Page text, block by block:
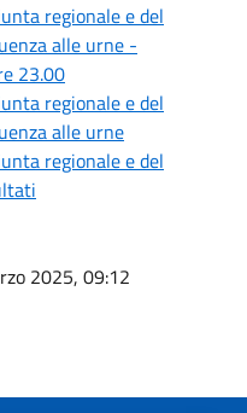
regionale e del
alle urne -
23.00
regionale e del
alle urne
regionale e del
2025, 09:12